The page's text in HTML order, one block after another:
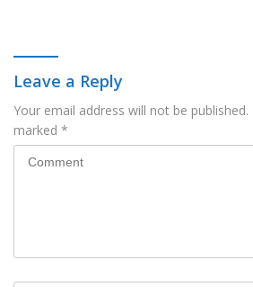
Leave a Reply
Your email address will not be published.
marked *